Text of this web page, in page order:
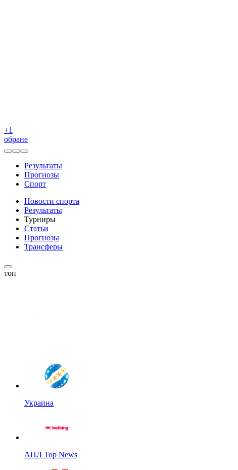
+1
обране
Результаты
Прогнозы
Спорт
Новости спорта
Результаты
Турниры
Статьи
Прогнозы
Трансферы
топ
Украина
АПЛ Top News